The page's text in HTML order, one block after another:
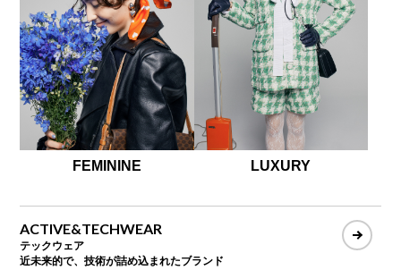
FEMININE LUXURY
ACTIVE&TECHWEAR
テックウェア
近未来的で、技術が詰め込まれたブランド